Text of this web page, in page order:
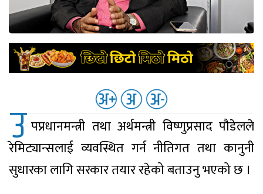
उ पप्रधानमन्त्री तथा अर्थमन्त्री विष्णुप्रसाद पौडेलले
रेमिट्यान्सलाई व्यवस्थित गर्न नीतिगत तथा कानुनी
सुधारका लागि सरकार तयार रहेको बताउनु भएको छ ।